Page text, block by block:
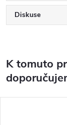
Diskuse
K tomuto